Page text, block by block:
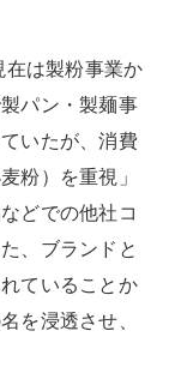
は製粉事業か
パン・製麺事
いたが、消費
粉）を重視」
どでの他社コ
、ブランドと
ていることか
を浸透させ、